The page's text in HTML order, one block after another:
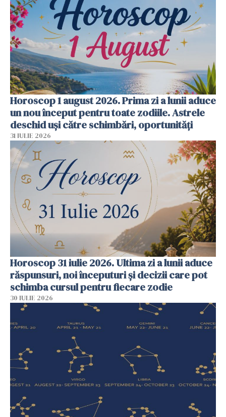
Horoscop 1 august 2026. Prima zi a lunii aduce
un nou început pentru toate zodiile. Astrele
deschid uși către schimbări, oportunități
31 IULIE 2026
Horoscop 31 iulie 2026. Ultima zi a lunii aduce
răspunsuri, noi începuturi și decizii care pot
schimba cursul pentru fiecare zodie
30 IULIE 2026